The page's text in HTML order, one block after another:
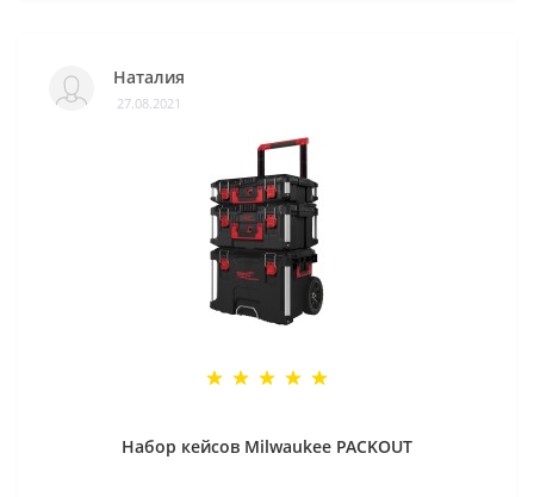
Наталия
27.08.2021
Набор кейсов Milwaukee PACKOUT